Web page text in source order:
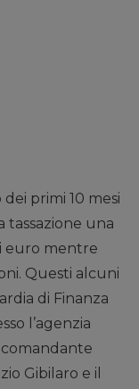
dei primi 10 mesi
tassazione una
euro mentre
Questi alcuni
di Finanza
l’agenzia
Gibilaro e il